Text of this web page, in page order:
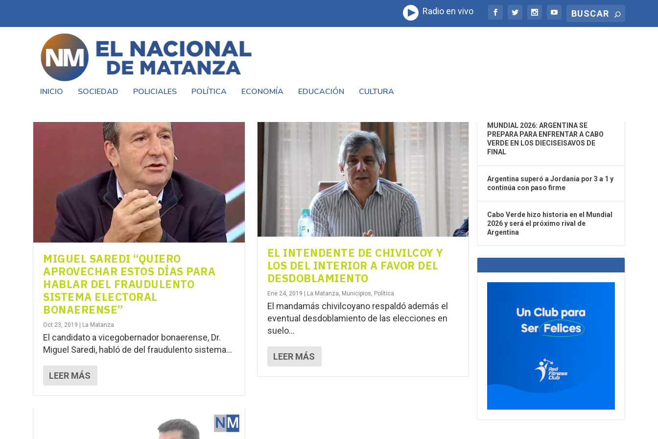
Radio en vivo
INICIO SOCIEDAD POLICIALES POLÍTICA ECONOMÍA EDUCACIÓN CULTURA
ETIQUETA:DESDOBLAMIENTO DE ELECCIONES
MIGUEL SAREDI “QUIERO
APROVECHAR ESTOS DÍAS PARA
HABLAR DEL FRAUDULENTO
SISTEMA ELECTORAL
BONAERENSE”
Oct 23, 2019 | La Matanza
El candidato a vicegobernador bonaerense, Dr.
Miguel Saredi, habló de del fraudulento sistema...
LEER MÁS
EL INTENDENTE DE CHIVILCOY Y
LOS DEL INTERIOR A FAVOR DEL
DESDOBLAMIENTO
Ene 24, 2019 La Matanza, Municipios, Política
El mandamás chivilcoyano respaldó además el
eventual desdoblamiento de las elecciones en
suelo...
LEER MÁS
MUNDIAL 2026: ARGENTINA SE
PREPARA PARA ENFRENTAR A CABO
VERDE EN LOS DIECISEISAVOS DE
FINAL
Argentina superó a Jordania por 3 a 1 y
continúa con paso firme
Cabo Verde hizo historia en el Mundial
2026 y será el próximo rival de
Argentina